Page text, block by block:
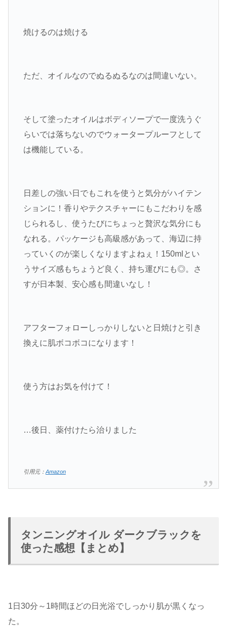
焼けるのは焼ける
ただ、オイルなのでぬるぬるなのは間違いない。
そして塗ったオイルはボディソープで一度洗うぐ
らいでは落ちないのでウォータープルーフとして
は機能している。
日差しの強い日でもこれを使うと気分がハイテン
ションに！香りやテクスチャーにもこだわりを感
じられるし、使うたびにちょっと贅沢な気分にも
なれる。パッケージも高級感があって、海辺に持
っていくのが楽しくなりますよねぇ！150mlとい
うサイズ感もちょうど良く、持ち運びにも◎。さ
すが日本製、安心感も間違いなし！
アフターフォローしっかりしないと日焼けと引き
換えに肌ボコボコになります！
使う方はお気を付けて！
…後日、薬付けたら治りました
引用元： Amazon
タンニングオイル ダークブラックを
使った感想【まとめ】
1日30分～1時間ほどの日光浴でしっかり肌が黒くなっ
た。